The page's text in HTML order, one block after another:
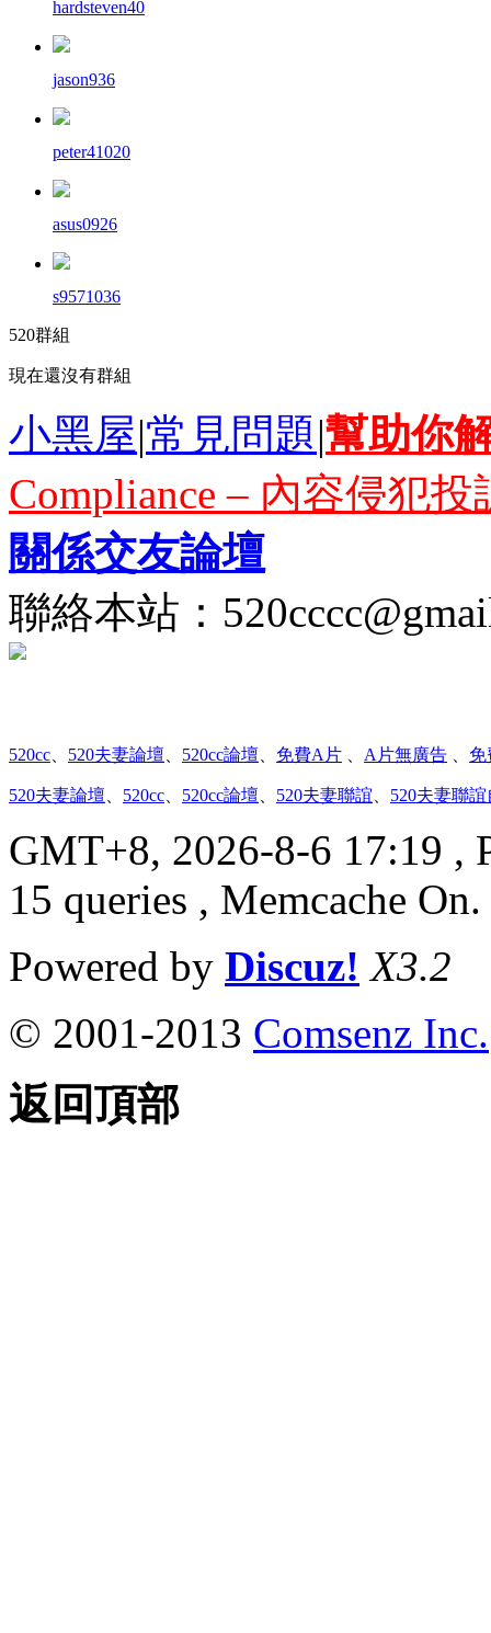
hardsteven40
jason936
peter41020
asus0926
s9571036
520群組
現在還沒有群組
小黑屋|常見問題|幫助你
Compliance – 內容侵犯投
關係交友論壇
聯絡本站：
520cc 520夫妻論壇 520cc論壇 免費A片 A片無廣告 免
520夫妻論壇 520cc 520cc論壇 520夫妻聯誼 520夫妻聯
GMT+8, 2026-8-6 17:19 ,
15 queries , Memcache On.
Powered by Discuz! X3.2
© 2001-2013 Comsenz Inc.
返回頂部